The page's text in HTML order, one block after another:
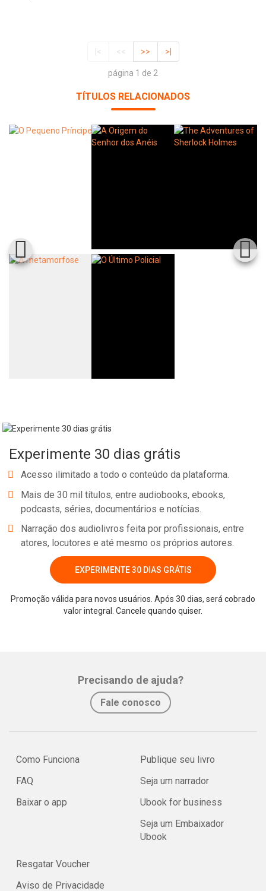
|< << >> >|
página 1 de 2
TÍTULOS RELACIONADOS
Experimente 30 dias grátis
Acesso ilimitado a todo o conteúdo da plataforma.
Mais de 30 mil títulos, entre audiobooks, ebooks,
podcasts, séries, documentários e notícias.
Narração dos audiolivros feita por profissionais, entre
atores, locutores e até mesmo os próprios autores.
EXPERIMENTE 30 DIAS GRÁTIS
Promoção válida para novos usuários. Após 30 dias, será cobrado
valor integral. Cancele quando quiser.
Precisando de ajuda?
Fale conosco
Como Funciona
FAQ
Baixar o app
Publique seu livro
Seja um narrador
Ubook for business
Seja um Embaixador
Ubook
Resgatar Voucher
Aviso de Privacidade